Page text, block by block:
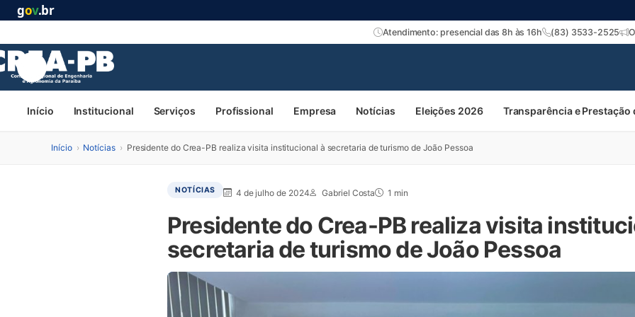
gov.br
Atendimento: presencial das 8h às 16h (83) 3533-2525
Início Institucional Serviços Profissional Empresa Notícias Eleições 2026 Transparência e Prestação
Início › Notícias › Presidente do Crea-PB realiza visita institucional à secretaria de turismo de João Pessoa
NOTÍCIAS 4 de julho de 2024 Gabriel Costa 1 min
Presidente do Crea-PB realiza visita
secretaria de turismo de João Pessoa